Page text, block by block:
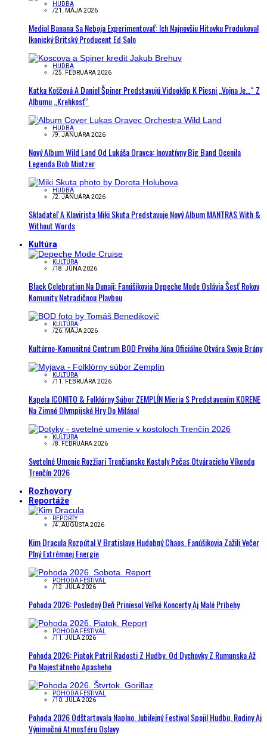
HUDBA
/21. MÁJA 2026
Medial Banana Sa Neboja Experimentovať: Ich Najnovšiu Hitovku Produkoval
Ikonický Britský Producent Ed Solo
HUDBA
/25. FEBRUÁRA 2026
Katka Koščová A Daniel Špiner Predstavujú Videoklip K Piesni „Vojna Je…“ Z
Albumu „Krehkosť“
HUDBA
/9. JANUÁRA 2026
Nový Album Wild Land Od Lukáša Oravca: Inovatívny Big Band Ocenila
Legenda Bob Mintzer
HUDBA
/2. JANUÁRA 2026
Skladateľ A Klavirista Miki Skuta Predstavuje Nový Album MANTRAS With &
Without Words
Kultúra
KULTÚRA
/18. JÚNA 2026
Black Celebration Na Dunaji: Fanúšikovia Depeche Mode Oslávia Šesť Rokov
Komunity Netradičnou Plavbou
KULTÚRA
/26. MÁJA 2026
Kultúrno-Komunitné Centrum BOD Prvého Júna Oficiálne Otvára Svoje Brány
KULTÚRA
/11. FEBRUÁRA 2026
Kapela ICONITO & Folklórny Súbor ZEMPLÍN Mieria S Predstavením KORENE
Na Zimné Olympijské Hry Do Milána!
KULTÚRA
/8. FEBRUÁRA 2026
Svetelné Umenie Rozžiari Trenčianske Kostoly Počas Otváracieho Víkendu
Trenčín 2026
Rozhovory
Reportáže
REPORTY
/4. AUGUSTA 2026
Kim Dracula Rozpútal V Bratislave Hudobný Chaos. Fanúšikovia Zažili Večer
Plný Extrémnej Energie
POHODA FESTIVAL
/12. JÚLA 2026
Pohoda 2026: Posledný Deň Priniesol Veľké Koncerty Aj Malé Príbehy
POHODA FESTIVAL
/11. JÚLA 2026
Pohoda 2026: Piatok Patril Radosti Z Hudby. Od Dychovky Z Rumunska Až
Po Majestátneho Apasheho
POHODA FESTIVAL
/10. JÚLA 2026
Pohoda 2026 Odštartovala Naplno. Jubilejný Festival Spojil Hudbu, Rodiny Aj
Výnimočnú Atmosféru Oslavy